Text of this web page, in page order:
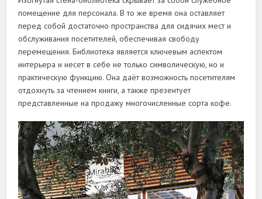
помещение для персонала. В то же время она оставляет
перед собой достаточно пространства для сидячих мест и
обслуживания посетителей, обеспечивая свободу
перемещения. Библиотека является ключевым аспектом
интерьера и несет в себе не только символическую, но и
практическую функцию. Она даёт возможность посетителям
отдохнуть за чтением книги, а также презентует
представленные на продажу многочисленные сорта кофе.